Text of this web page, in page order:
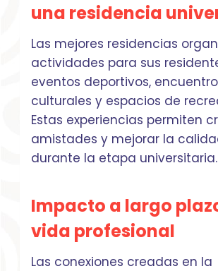
una residencia
Las mejores residencias
actividades para sus
eventos deportivos,
culturales y espacios de
Estas experiencias permiten
amistades y mejorar la
durante la etapa universitaria.
Impacto a largo
vida profesional
Las conexiones creadas en la